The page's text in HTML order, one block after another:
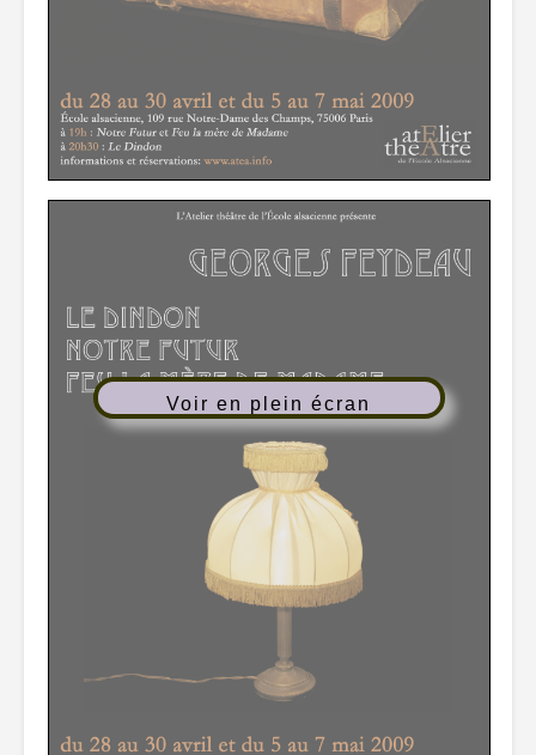
Voir en plein écran